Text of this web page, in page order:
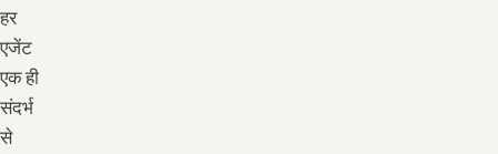
हर
एजेंट
एक ही
संदर्भ
से